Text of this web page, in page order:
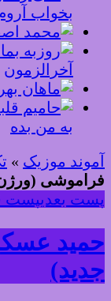
بخواب
آخرالزمون
به من بده
آموند موزیک »
فراموشی
پست بعدیپست
حمید
جدید)